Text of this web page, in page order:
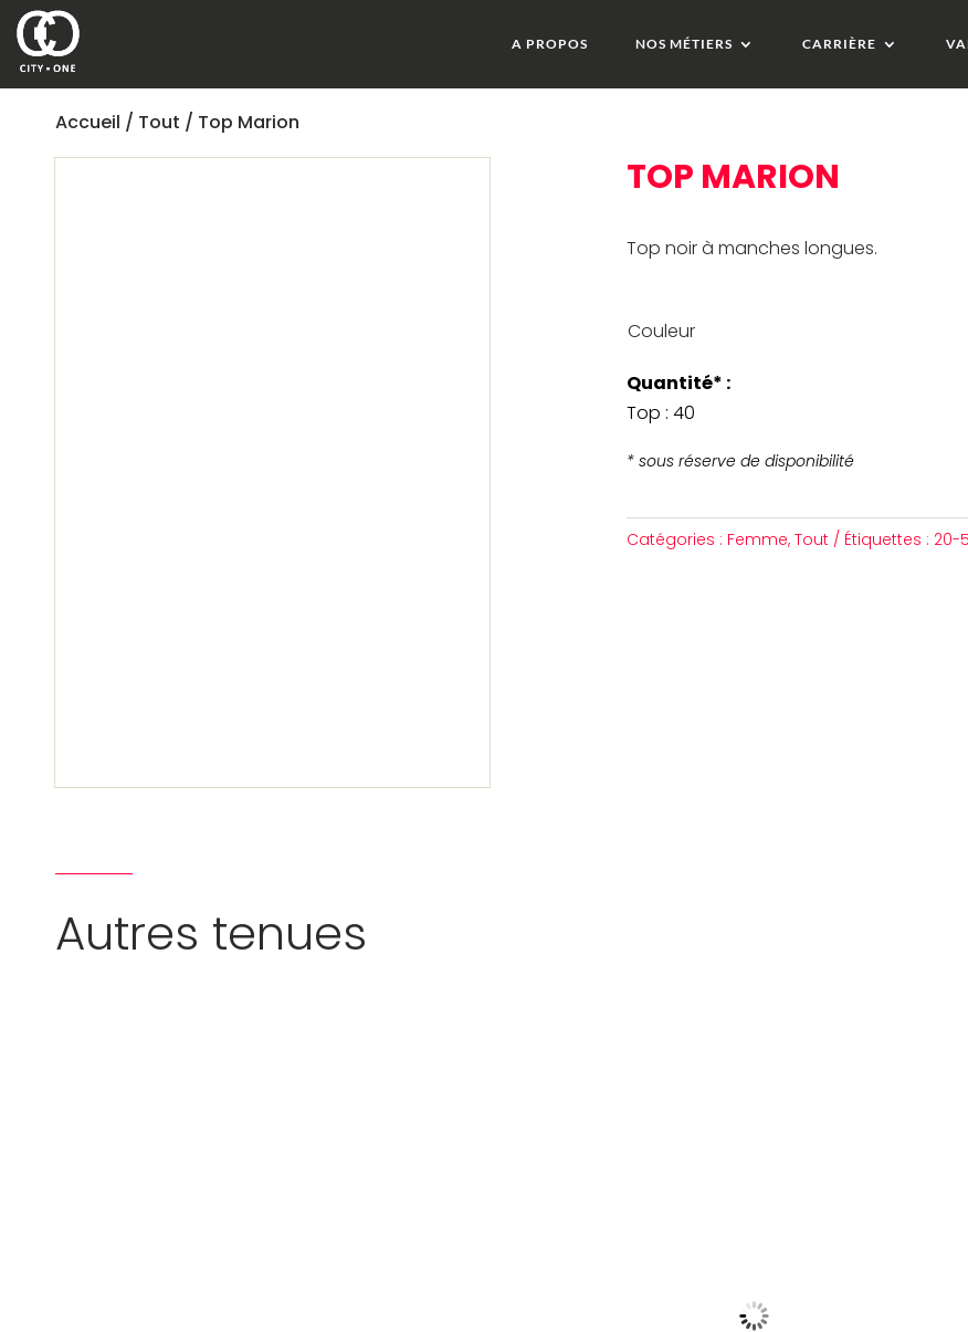
A PROPOS NOS MÉTIERS CARRIÈRE
Accueil / Tout / Top Marion
TOP MARION
Top noir à manches longues.
Couleur
Quantité* :
Top : 40
* sous réserve de disponibilité
Catégories : Femme,Tout Étiquettes : 20-
Autres tenues